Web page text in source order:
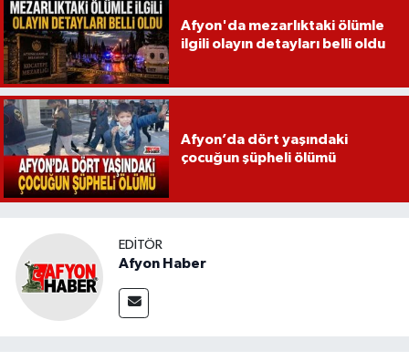
Afyon'da mezarlıktaki ölümle
ilgili olayın detayları belli oldu
Afyon’da dört yaşındaki
çocuğun şüpheli ölümü
EDITÖR
Afyon Haber